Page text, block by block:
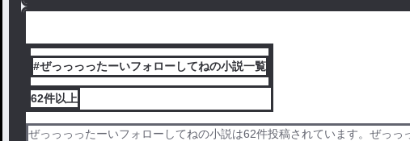
#ぜっっっったーいフォローしてねの小説一覧
62件以上
ぜっっっったーいフォローしてねの小説は62件投稿されています。ぜっ